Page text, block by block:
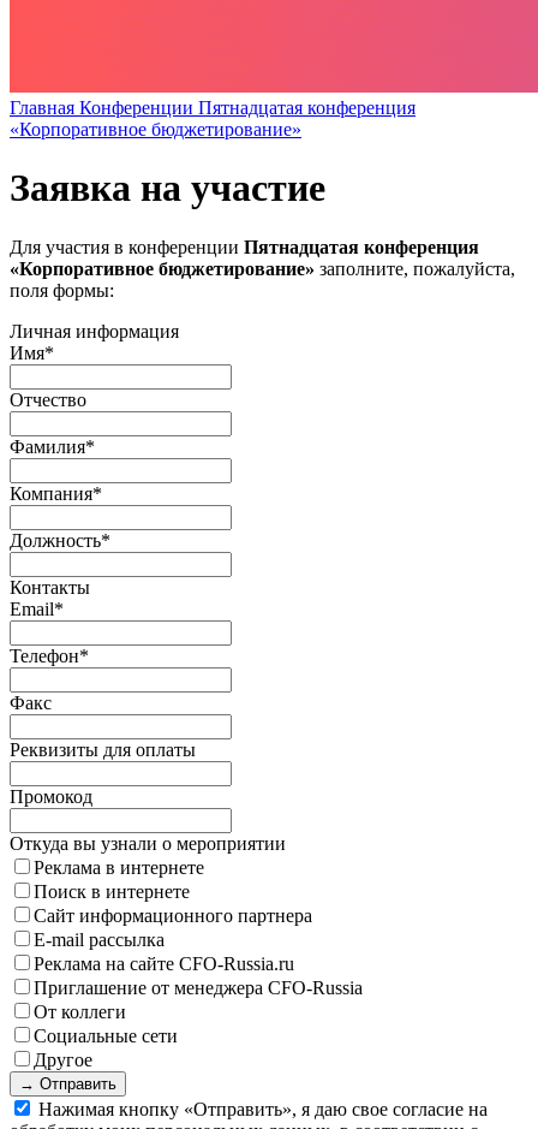
Главная Конференции Пятнадцатая конференция
«Корпоративное бюджетирование»
Заявка на участие
Для участия в конференции Пятнадцатая конференция
«Корпоративное бюджетирование» заполните, пожалуйста,
поля формы:
Личная информация
Имя*
Отчество
Фамилия*
Компания*
Должность*
Контакты
Email*
Телефон*
Факс
Реквизиты для оплаты
Промокод
Откуда вы узнали о мероприятии
Реклама в интернете
Поиск в интернете
Сайт информационного партнера
E-mail рассылка
Реклама на сайте CFO-Russia.ru
Приглашение от менеджера CFO-Russia
От коллеги
Социальные сети
Другое
→ Отправить
Нажимая кнопку «Отправить», я даю свое согласие на